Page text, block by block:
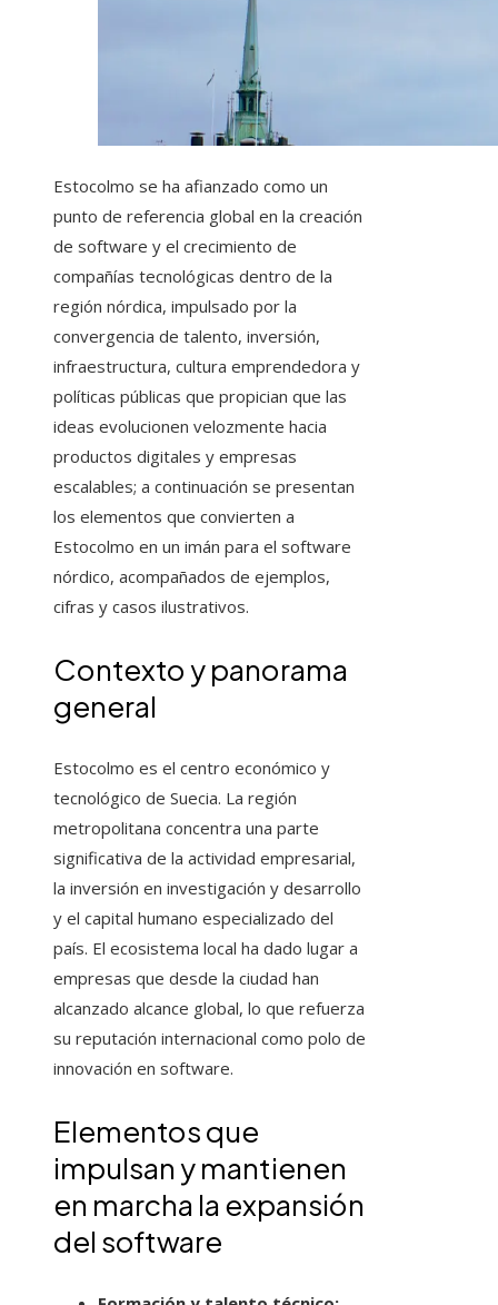
Estocolmo se ha afianzado como un
punto de referencia global en la creación
de software y el crecimiento de
compañías tecnológicas dentro de la
región nórdica, impulsado por la
convergencia de talento, inversión,
infraestructura, cultura emprendedora y
políticas públicas que propician que las
ideas evolucionen velozmente hacia
productos digitales y empresas
escalables; a continuación se presentan
los elementos que convierten a
Estocolmo en un imán para el software
nórdico, acompañados de ejemplos,
cifras y casos ilustrativos.
Contexto y panorama
general
Estocolmo es el centro económico y
tecnológico de Suecia. La región
metropolitana concentra una parte
significativa de la actividad empresarial,
la inversión en investigación y desarrollo
y el capital humano especializado del
país. El ecosistema local ha dado lugar a
empresas que desde la ciudad han
alcanzado alcance global, lo que refuerza
su reputación internacional como polo de
innovación en software.
Elementos que
impulsan y mantienen
en marcha la expansión
del software